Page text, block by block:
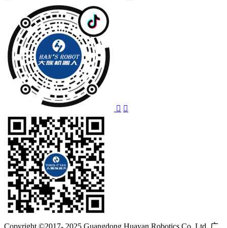
Copyright ©2017- 2025 Guangdong Huayan Robotics Co.,Ltd. 广